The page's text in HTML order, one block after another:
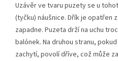
Uzávěr ve tvaru puzety se u
(tyčku) náušnice. Dřík je opatřen
zapadne. Puzeta drží na uchu
balónek. Na druhou stranu,
zachytí, povolí dříve, což může